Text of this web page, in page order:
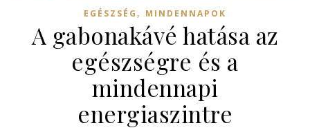
EGÉSZSÉG , MINDENNAPOK
A gabonakávé hatása az
egészségre és a
mindennapi
energiaszintre